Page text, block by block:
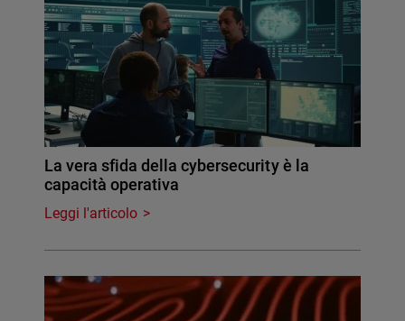
La vera sfida della cybersecurity è la
capacità operativa
Leggi l'articolo